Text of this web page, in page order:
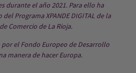
durante el año 2021. Para ello ha
Programa XPANDE DIGITAL de la
Comercio de La Rioja.
el Fondo Europeo de Desarrollo
manera de hacer Europa.